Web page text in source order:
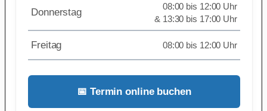
Donnerstag
08:00 bis 12:00 Uhr
& 13:30 bis 17:00 Uhr
Freitag 08:00 bis 12:00 Uhr
📅 Termin online buchen